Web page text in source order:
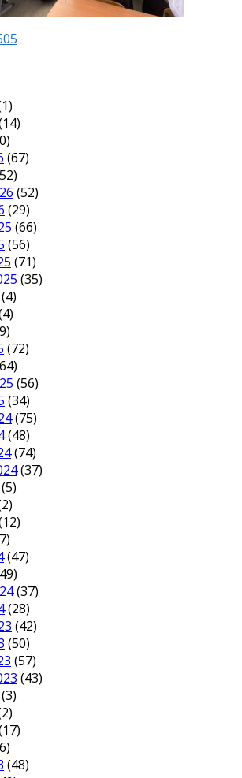
(67)
(52)
(29)
(66)
(56)
(71)
(35)
(4)
(72)
(56)
(34)
(75)
(48)
(74)
(37)
(47)
(37)
(28)
(42)
(50)
(57)
(43)
(3)
(48)